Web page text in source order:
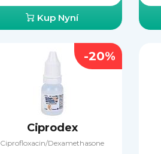
Kup Nyní
Ciprodex
Ciprofloxacin/Dexamethasone
-20%